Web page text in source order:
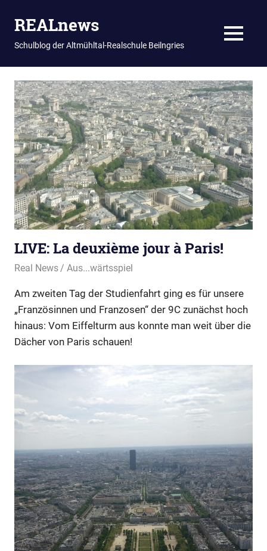
Inhalt
springen
REALnews
Schulblog der Altmühltal-Realschule Beilngries MENU
LIVE: La deuxième jour à Paris!
7. Mai 2019
Real News Aus...wärtsspiel
Am zweiten Tag der Studienfahrt ging es für unsere
„Französinnen und Franzosen“ der 9C zunächst hoch
hinaus: Vom Eiffelturm aus konnte man weit über die
Dächer von Paris schauen!